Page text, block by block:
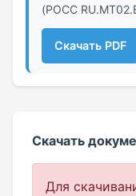
(РОСС
Скачать PDF
Скачать
Для